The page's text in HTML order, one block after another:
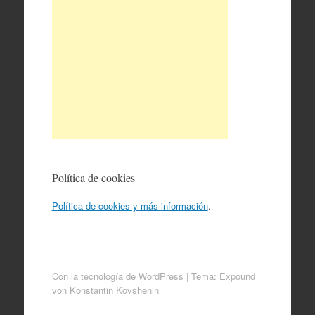
Política de cookies
Política de cookies y más información.
Con la tecnología de WordPress | Tema: Expound
von Konstantin Kovshenin